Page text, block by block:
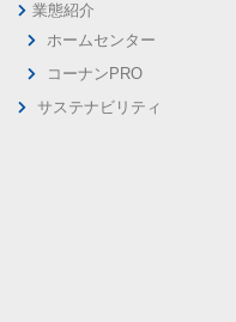
業態紹介
ホームセンター
コーナンPRO
サステナビリティ